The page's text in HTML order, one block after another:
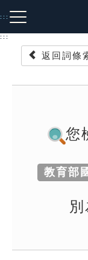
到
主
:::
成語故事
:::
返回詞條
您
教育部
別